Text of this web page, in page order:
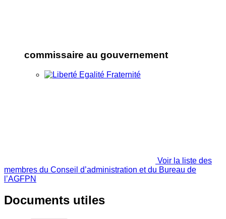
commissaire au gouvernement
Voir la liste des
membres du Conseil d’administration et du Bureau de
l’AGFPN
Documents utiles